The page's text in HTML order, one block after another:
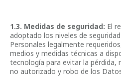
1.3. Medidas de seguridad: El
adoptado los niveles de
Personales legalmente
medios y medidas técnicas a
tecnología para evitar la pérdida,
no autorizado y robo de los